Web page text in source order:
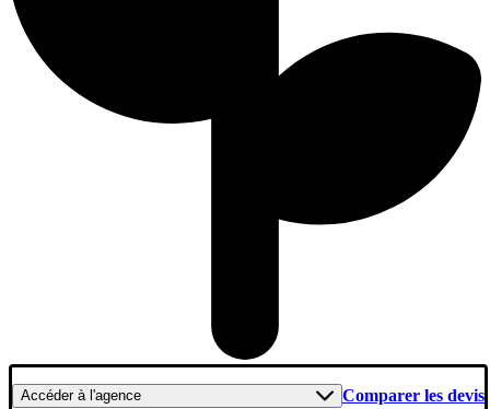
Accéderà l'agence Comparer les devis